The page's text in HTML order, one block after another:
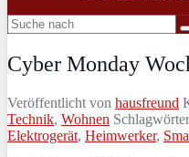
Cyber Monday
Veröffentlicht von hausfreund
Technik, Wohnen
Elektrogerät, Heimwerker,